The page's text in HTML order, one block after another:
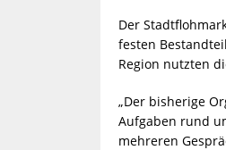
Der
festen
Region nutzten
„Der bisherige
Aufgaben rund
mehreren